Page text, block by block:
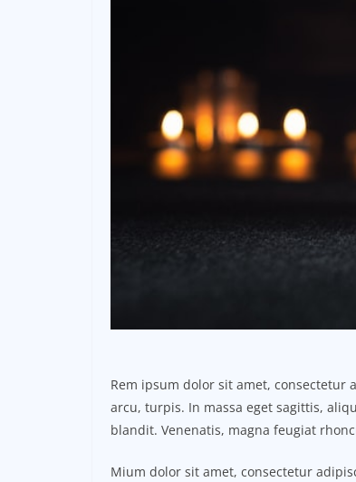
Rem ipsum dolor sit amet, consectetur
arcu, turpis. In massa eget sagittis,
blandit. Venenatis, magna feugiat
Mium dolor sit amet, consectetur